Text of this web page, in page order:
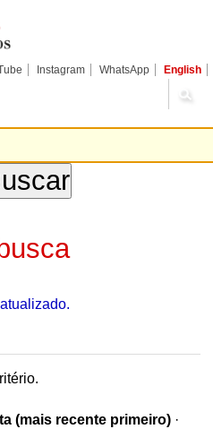
Instagram WhatsApp English
(mais recente primeiro) ·